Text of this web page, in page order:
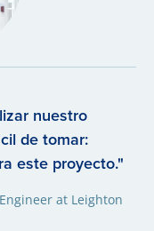
nuestro
de tomar:
este proyecto."
at Leighton